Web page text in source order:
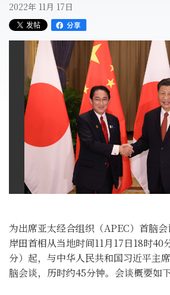
2022年 11月 17日
为出席亚太经合组织（APEC）首脑
岸田首相从当地时间11月17日18时40
分）起，与中华人民共和国习近平主
脑会谈，历时约45分钟。会谈概要如下